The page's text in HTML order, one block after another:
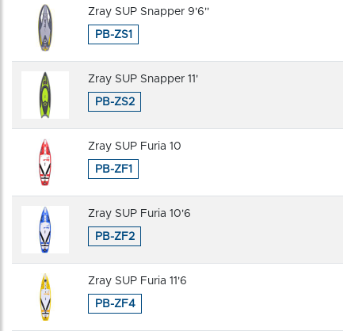
Zray SUP Snapper 9'6''
PB-ZS1
Zray SUP Snapper 11'
PB-ZS2
Zray SUP Furia 10
PB-ZF1
Zray SUP Furia 10'6
PB-ZF2
Zray SUP Furia 11'6
PB-ZF4